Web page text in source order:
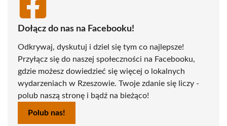
Dołącz do nas na Facebooku!
Odkrywaj, dyskutuj i dziel się tym co najlepsze!
Przyłącz się do naszej społeczności na Facebooku,
gdzie możesz dowiedzieć się więcej o lokalnych
wydarzeniach w Rzeszowie. Twoje zdanie się liczy -
polub naszą stronę i bądź na bieżąco!
Polub nas!